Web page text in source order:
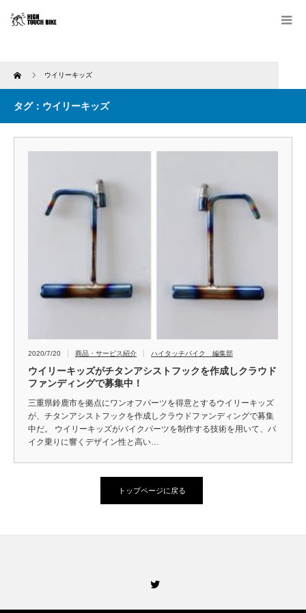
Home ウイリーキッズ
タグ：ウイリーキッズ
2020/7/20 商品・サービス紹介 ハイタッチバイク 編集部
ウイリーキッズがチタンアシストフックを作成しクラウド
ファンディングで募集中！
三重県鈴鹿市を拠点にワンオフパーツを得意とするウイリーキッズ
が、チタンアシストフックを作成しクラウドファンディングで募集
中だ。 ウイリーキッズがバイクパーツを制作する技術を用いて、バ
イク乗りに響くデザイン性と高い…
トップページに戻る